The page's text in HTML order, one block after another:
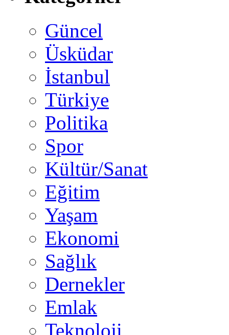
Güncel
Üsküdar
İstanbul
Türkiye
Politika
Spor
Kültür/Sanat
Eğitim
Yaşam
Ekonomi
Sağlık
Dernekler
Emlak
Teknoloji